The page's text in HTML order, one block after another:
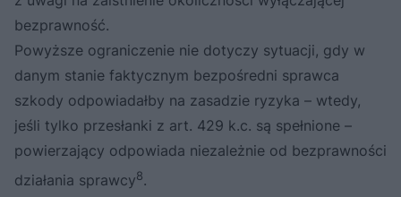
bezprawność.
Powyższe ograniczenie nie dotyczy sytuacji, gdy w
danym stanie faktycznym bezpośredni sprawca
szkody odpowiadałby na zasadzie ryzyka – wtedy,
jeśli tylko przesłanki z art. 429 k.c. są spełnione –
powierzający odpowiada niezależnie od bezprawności
działania sprawcy8.